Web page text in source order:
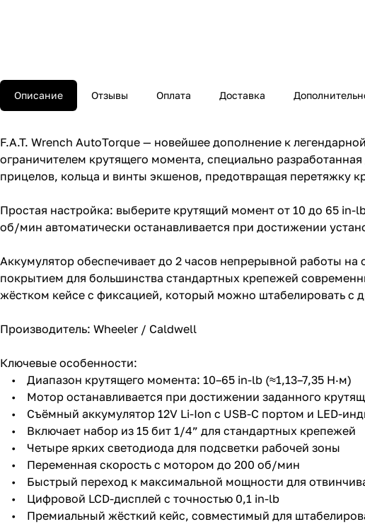
Описание Отзывы Оплата Доставка
F.A.T. Wrench AutoTorque — новейшее дополнение к
ограничителем крутящего момента, специально
прицелов, кольца и винты экшенов, предотвращая перетяжку
Простая настройка: выберите крутящий момент от 10 до 65
об/мин автоматически останавливается при достижении
Аккумулятор обеспечивает до 2 часов непрерывной работы
покрытием для большинства стандартных крепежей
жёстком кейсе с фиксацией, который можно штабелировать с
Производитель: Wheeler / Caldwell
Ключевые особенности:
• Диапазон крутящего момента: 10–65 in-lb (≈1,13–7,35 Н·м)
• Мотор останавливается при достижении заданного
• Съёмный аккумулятор 12V Li-Ion с USB-C портом и LED-
• Включает набор из 15 бит 1/4” для стандартных крепежей
• Четыре ярких светодиода для подсветки рабочей зоны
• Переменная скорость с мотором до 200 об/мин
• Быстрый переход к максимальной мощности для
• Цифровой LCD-дисплей с точностью 0,1 in-lb
• Премиальный жёсткий кейс, совместимый для